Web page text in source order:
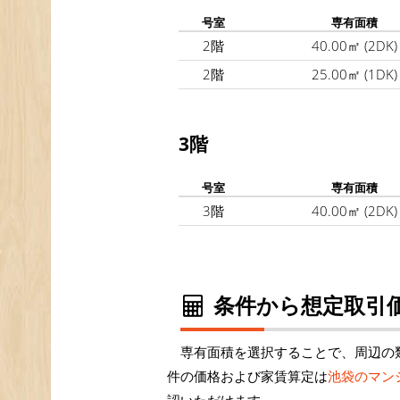
号室 専有面積
2階 40.00㎡ (2DK)
2階
25.00㎡ (1DK)
3階
号室 専有面積
3階 40.00㎡ (2DK)
条件から想定取引
専有面積を選択することで、周辺
件の価格および家賃算定は池袋のマン